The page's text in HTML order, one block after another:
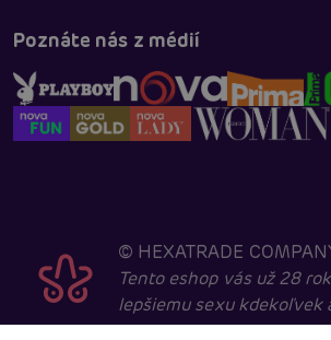
Poznáte nás z médií
© HEXATRADE
Tento eshop vás už 28
lepšiemu sexu kdekoľvek